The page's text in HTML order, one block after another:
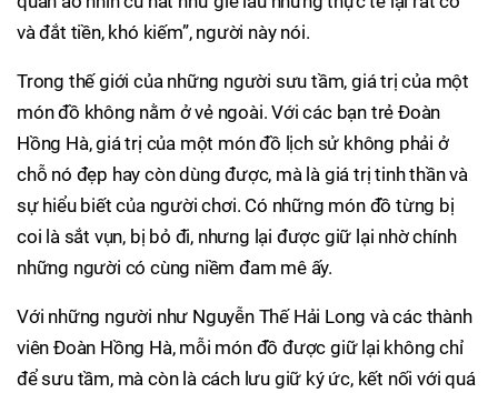
và đắt tiền, khó kiếm”, người này nói.
Trong thế giới của những người sưu tầm, giá trị của một
món đồ không nằm ở vẻ ngoài. Với các bạn trẻ Đoàn
Hồng Hà, giá trị của một món đồ lịch sử không phải ở
chỗ nó đẹp hay còn dùng được, mà là giá trị tinh thần và
sự hiểu biết của người chơi. Có những món đồ từng bị
coi là sắt vụn, bị bỏ đi, nhưng lại được giữ lại nhờ chính
những người có cùng niềm đam mê ấy.
Với những người như Nguyễn Thế Hải Long và các thành
viên Đoàn Hồng Hà, mỗi món đồ được giữ lại không chỉ
để sưu tầm, mà còn là cách lưu giữ ký ức, kết nối với quá